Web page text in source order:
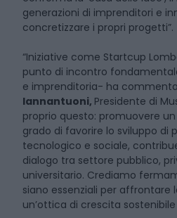
generazioni di imprenditori e
concretizzare i propri progetti”.
“Iniziative come Startcup
punto di incontro
e imprenditoria- ha
Iannantuoni, Presidente di
proprio questo: promuovere
grado di favorire lo sviluppo
tecnologico e sociale,
dialogo tra settore pubblico,
universitario. Crediamo
siano essenziali per affrontare
un’ottica di crescita sostenibile